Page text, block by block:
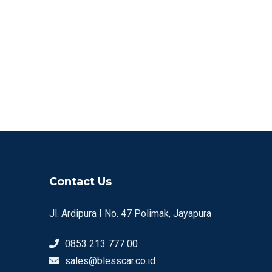
Contact Us
Jl. Ardipura I No. 47 Polimak, Jayapura
0853 213 777 00
sales@blesscar.co.id